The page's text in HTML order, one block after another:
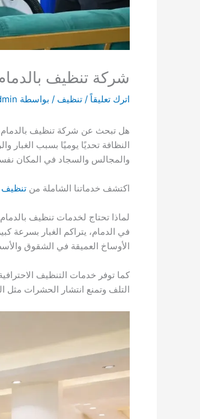
شركة تنظيف بالدمام
اترك تعليقاً / تنظيف / بواسطة
هل تبحث عن شركة تنظيف بالدمام
النظافة تحديًا يوميًا بسبب الغبار
والمجالس والسجاد في المكان
اكتشف خدماتنا الشاملة من تنظيف
لماذا تحتاج لخدمات تنظيف
في الدمام، يتراكم الغبار بسرعة
الأوساخ العميقة في الشقوق
كما توفر خدمات التنظيف
التلف وتمنع انتشار الحشرات مثل